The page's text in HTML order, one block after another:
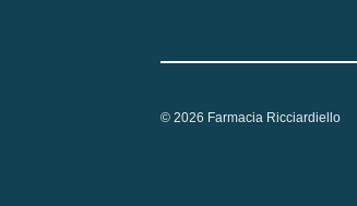
© 2026 Farmacia Ricciardiello